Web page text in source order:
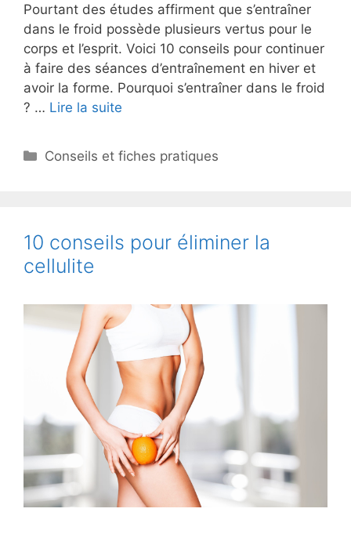
Pourtant des études affirment que s’entraîner
dans le froid possède plusieurs vertus pour le
corps et l’esprit. Voici 10 conseils pour continuer
à faire des séances d’entraînement en hiver et
avoir la forme. Pourquoi s’entraîner dans le froid
? … Lire la suite
Catégories
Conseils et fiches pratiques
10 conseils pour éliminer la
cellulite